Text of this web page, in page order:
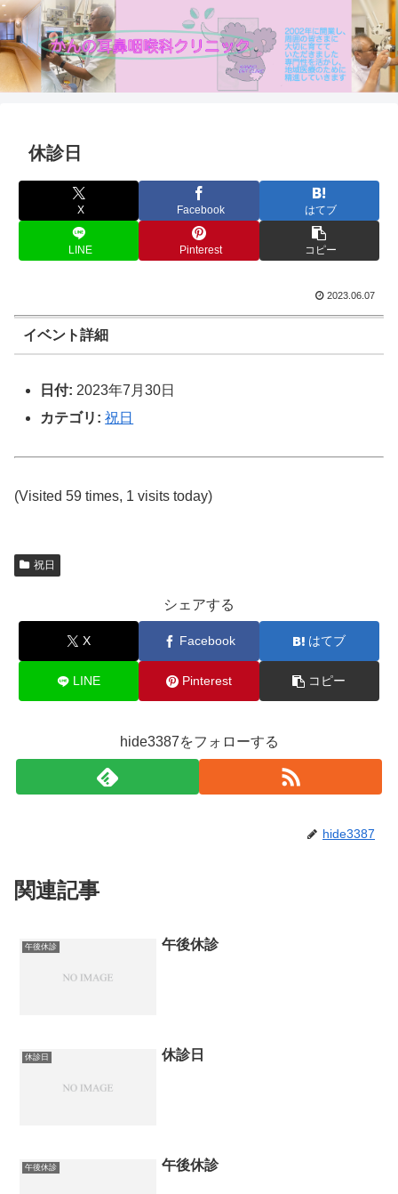
休診日
X Facebook はてブ
LINE Pinterest コピー
2023.06.07
イベント詳細
日付: 2023年7月30日
カテゴリ: 祝日
(Visited 59 times, 1 visits today)
祝日
シェアする
X Facebook はてブ
LINE Pinterest コピー
hide3387をフォローする
hide3387
関連記事
午後休診 午後休診
休診日 休診日
午後休診 午後休診